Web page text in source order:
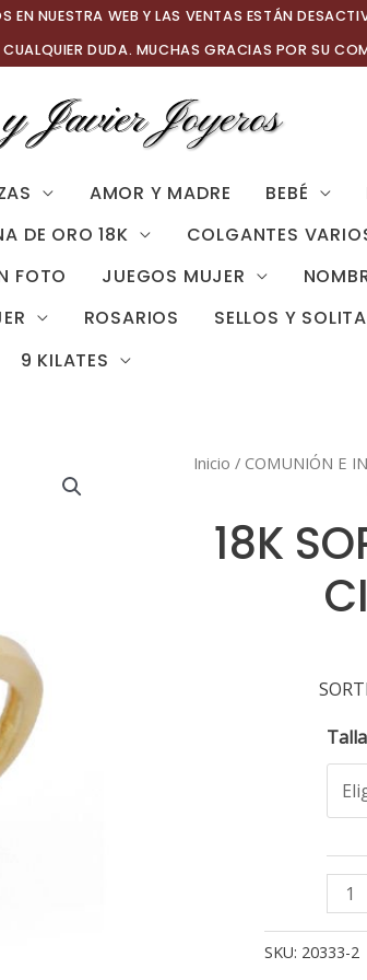
NUESTRA WEB Y LAS VENTAS ESTÁN
DUDA. MUCHAS GRACIAS POR SU
AMOR Y MADRE BEBÉ
DE ORO 18K COLGANTES
FOTO JUEGOS MUJER
ROSARIOS SELLOS Y
9 KILATES
Inicio / COMUNIÓN E
18K
Talla
18K
SKU: 20333-2